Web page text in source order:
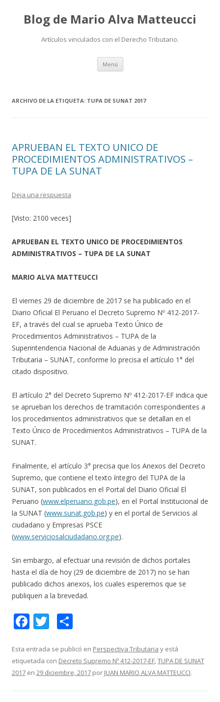
Blog de Mario Alva Matteucci
Artículos vinculados con el Derecho Tributario.
Menú Ir
contenido
ARCHIVO DE LA ETIQUETA: TUPA DE SUNAT 2017
APRUEBAN EL TEXTO UNICO DE
PROCEDIMIENTOS ADMINISTRATIVOS –
TUPA DE LA SUNAT
Deja una respuesta
[Visto: 2100 veces]
APRUEBAN EL TEXTO UNICO DE PROCEDIMIENTOS
ADMINISTRATIVOS – TUPA DE LA SUNAT
MARIO ALVA MATTEUCCI
El viernes 29 de diciembre de 2017 se ha publicado en el
Diario Oficial El Peruano el Decreto Supremo Nº 412-2017-
EF, a través del cual se aprueba Texto Único de
Procedimientos Administrativos – TUPA de la
Superintendencia Nacional de Aduanas y de Administración
Tributaria – SUNAT, conforme lo precisa el artículo 1° del
citado dispositivo.
El artículo 2° del Decreto Supremo Nº 412-2017-EF indica que
se aprueban los derechos de tramitación correspondientes a
los procedimientos administrativos que se detallan en el
Texto Único de Procedimientos Administrativos – TUPA de la
SUNAT.
Finalmente, el artículo 3° precisa que los Anexos del Decreto
Supremo, que contiene el texto íntegro del TUPA de la
SUNAT, son publicados en el Portal del Diario Oficial El
Peruano (www.elperuano.gob.pe), en el Portal Institucional de
la SUNAT (www.sunat.gob.pe) y en el portal de Servicios al
ciudadano y Empresas PSCE
(www.serviciosalciudadano.org.pe).
Sin embargo, al efectuar una revisión de dichos portales
hasta el día de hoy (29 de diciembre de 2017) no se han
publicado dichos anexos, los cuales esperemos que se
publiquen a la brevedad.
F
e
b
T
itt
er
m
p
Esta entrada se publicó en Perspectiva Tributaria y está
etiquetada con Decreto Supremo Nº 412-2017-EF,TUPA DE SUNAT
2017 en 29 diciembre, 2017 por JUAN MARIO ALVA MATTEUCCI.